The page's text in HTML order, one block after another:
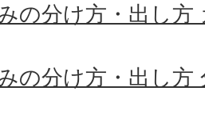
の分け方・出し方
の分け方・出し方